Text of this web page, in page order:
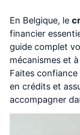
En Belgique, le
financier
guide complet
mécanismes et
Faites
en crédits et
accompagner